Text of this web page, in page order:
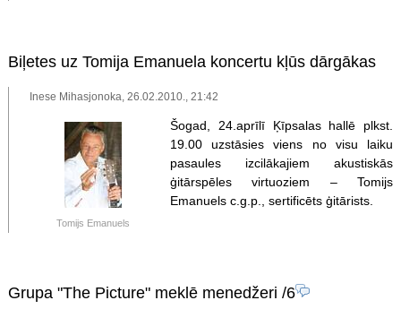
Biļetes uz Tomija Emanuela koncertu kļūs dārgākas
Inese Mihasjonoka, 26.02.2010., 21:42
Tomijs Emanuels
Šogad, 24.aprīlī Ķīpsalas hallē plkst.
19.00 uzstāsies viens no visu laiku
pasaules izcilākajiem akustiskās
ģitārspēles virtuoziem – Tomijs
Emanuels c.g.p., sertificēts ģitārists.
Grupa "The Picture" meklē menedžeri /6